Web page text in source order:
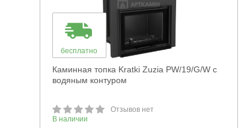
бесплатно
Каминная топка Kratki Zuzia PW/19/G/W с
водяным контуром
Отзывов нет
В наличии